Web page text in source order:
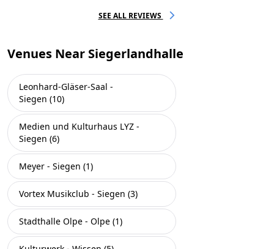
SEE ALL REVIEWS
Venues Near Siegerlandhalle
Leonhard-Gläser-Saal -
Siegen (10)
Medien und Kulturhaus LYZ -
Siegen (6)
Meyer - Siegen (1)
Vortex Musikclub - Siegen (3)
Stadthalle Olpe - Olpe (1)